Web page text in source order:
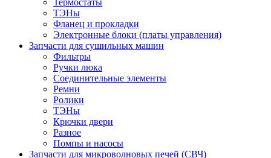
ТЭНы
Фланец и прокладки
Электронные блоки (платы управления)
Запчасти для сушильных машин
Фильтры
Ручки люка
Соединительные элементы
Ремни
Ролики
ТЭНы
Крючки двери
Разное
Помпы и насосы
Запчасти для микроволновых печей (СВЧ)